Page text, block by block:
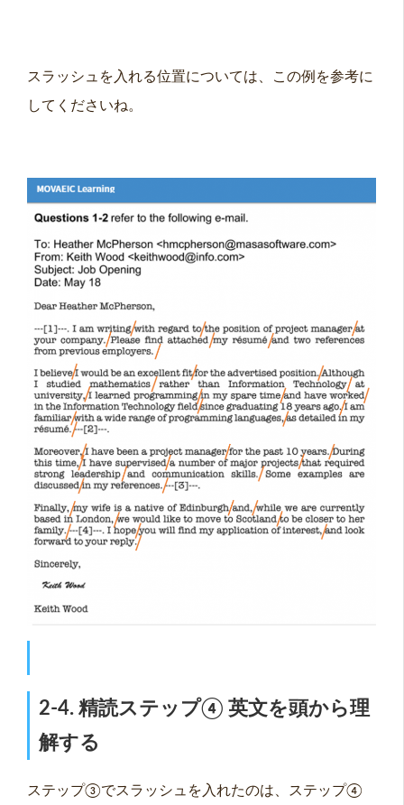
スラッシュを入れる位置については、この例を参考に
してくださいね。
2-4. 精読ステップ④ 英文を頭から理
解する
ステップ③でスラッシュを入れたのは、ステップ④